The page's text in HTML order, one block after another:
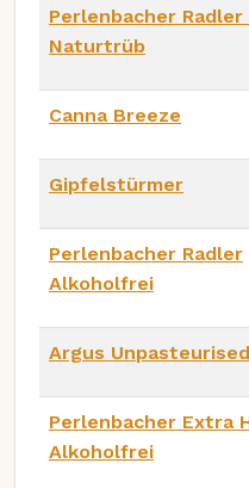
Perlenbacher
Naturtrüb
Canna Breeze
Gipfelstürmer
Perlenbacher Radler
Alkoholfrei
Argus Unpasteurised
Perlenbacher Extra
Alkoholfrei